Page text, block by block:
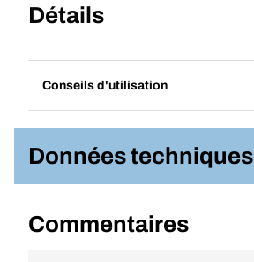
Détails
Conseils d'utilisation
Données techniques
Commentaires